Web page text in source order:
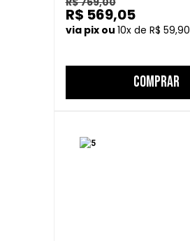
10
R$ 59,90
R$ 569,05
COMPRAR